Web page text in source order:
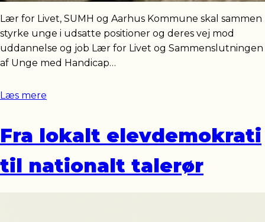
Lær for Livet, SUMH og Aarhus Kommune skal sammen
styrke unge i udsatte positioner og deres vej mod
uddannelse og job Lær for Livet og Sammenslutningen
af Unge med Handicap…
Læs mere
Fra lokalt elevdemokrati
til nationalt talerør